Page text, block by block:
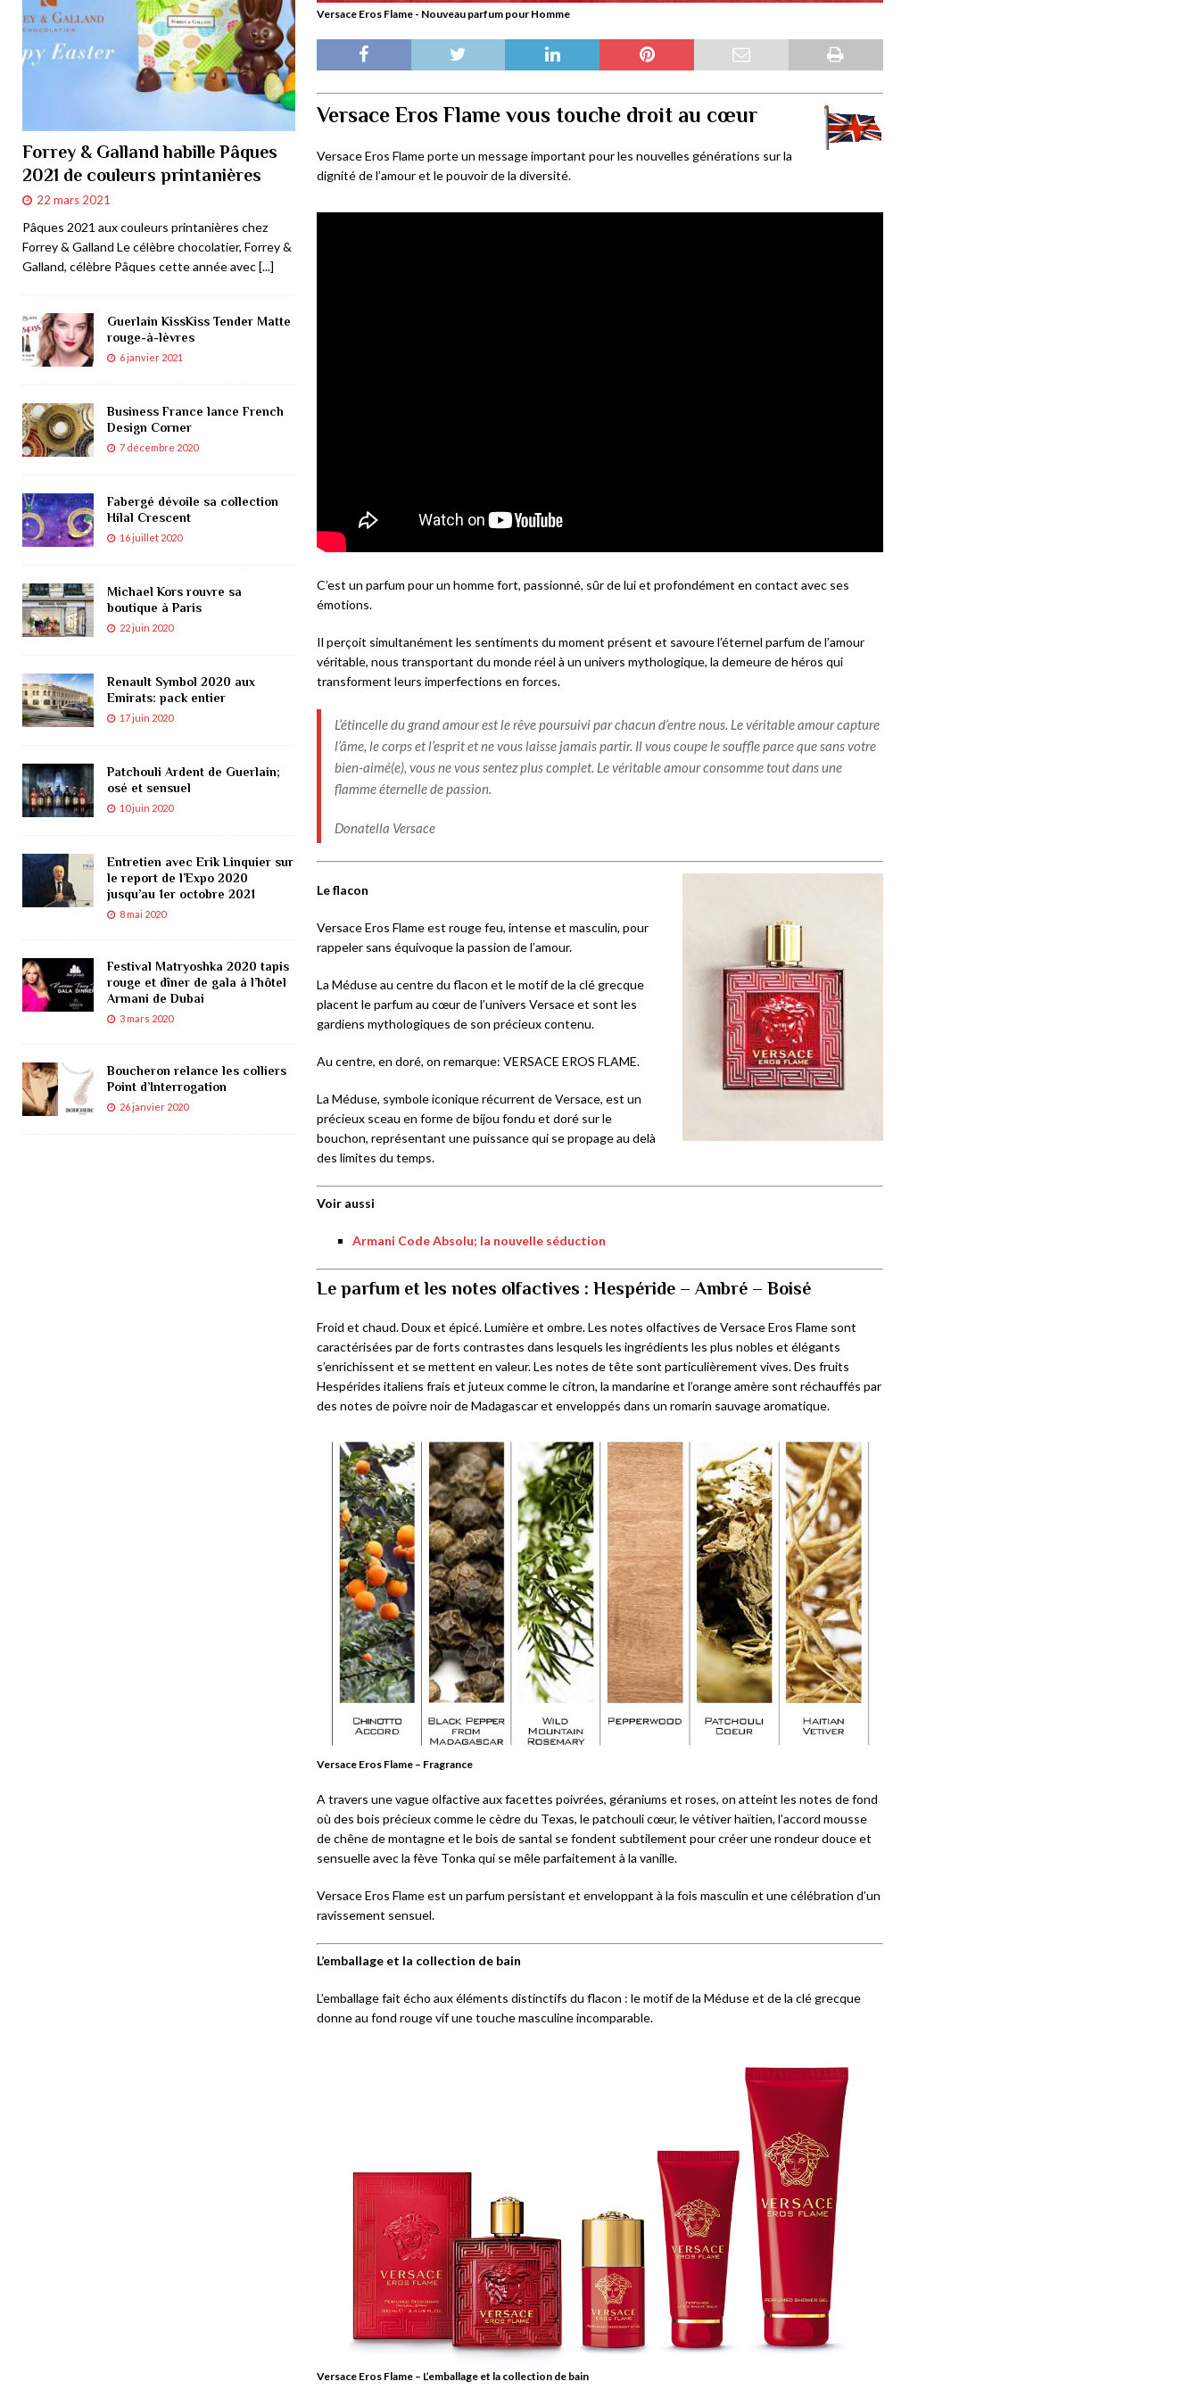
Versace Eros Flame - Nouveau parfum pour Homme
Versace Eros Flame vous touche droit au cœur
Versace Eros Flame porte un message important pour les nouvelles générations sur la
dignité de l’amour et le pouvoir de la diversité.
C’est un parfum pour un homme fort, passionné, sûr de lui et profondément en contact avec ses
émotions.
Il perçoit simultanément les sentiments du moment présent et savoure l’éternel parfum de l’amour
véritable, nous transportant du monde réel à un univers mythologique, la demeure de héros qui
transforment leurs imperfections en forces.
L’étincelle du grand amour est le rêve poursuivi par chacun d’entre nous. Le véritable amour capture
l’âme, le corps et l’esprit et ne vous laisse jamais partir. Il vous coupe le souffle parce que sans votre
bien-aimé(e), vous ne vous sentez plus complet. Le véritable amour consomme tout dans une
flamme éternelle de passion.
Donatella Versace
Le flacon
Versace Eros Flame est rouge feu, intense et masculin, pour
rappeler sans équivoque la passion de l’amour.
La Méduse au centre du flacon et le motif de la clé grecque
placent le parfum au cœur de l’univers Versace et sont les
gardiens mythologiques de son précieux contenu.
Au centre, en doré, on remarque: VERSACE EROS FLAME.
La Méduse, symbole iconique récurrent de Versace, est un
précieux sceau en forme de bijou fondu et doré sur le
bouchon, représentant une puissance qui se propage au delà
des limites du temps.
Voir aussi
Armani Code Absolu; la nouvelle séduction
Le parfum et les notes olfactives : Hespéride – Ambré – Boisé
Froid et chaud. Doux et épicé. Lumière et ombre. Les notes olfactives de Versace Eros Flame sont
caractérisées par de forts contrastes dans lesquels les ingrédients les plus nobles et élégants
s’enrichissent et se mettent en valeur. Les notes de tête sont particulièrement vives. Des fruits
Hespérides italiens frais et juteux comme le citron, la mandarine et l’orange amère sont réchauffés par
des notes de poivre noir de Madagascar et enveloppés dans un romarin sauvage aromatique.
Versace Eros Flame – Fragrance
A travers une vague olfactive aux facettes poivrées, géraniums et roses, on atteint les notes de fond
où des bois précieux comme le cèdre du Texas, le patchouli cœur, le vétiver haïtien, l’accord mousse
de chêne de montagne et le bois de santal se fondent subtilement pour créer une rondeur douce et
sensuelle avec la fève Tonka qui se mêle parfaitement à la vanille.
Versace Eros Flame est un parfum persistant et enveloppant à la fois masculin et une célébration d’un
ravissement sensuel.
L’emballage et la collection de bain
L’emballage fait écho aux éléments distinctifs du flacon : le motif de la Méduse et de la clé grecque
donne au fond rouge vif une touche masculine incomparable.
Versace Eros Flame – L’emballage et la collection de bain
Forrey & Galland habille Pâques
2021 de couleurs printanières
22 mars 2021
Pâques 2021 aux couleurs printanières chez
Forrey & Galland Le célèbre chocolatier, Forrey &
Galland, célèbre Pâques cette année avec[...]
Guerlain KissKiss Tender Matte
rouge-à-lèvres
6 janvier 2021
Business France lance French
Design Corner
7 décembre 2020
Fabergé dévoile sa collection
Hilal Crescent
16 juillet 2020
Michael Kors rouvre sa
boutique à Paris
22 juin 2020
Renault Symbol 2020 aux
Emirats: pack entier
17 juin 2020
Patchouli Ardent de Guerlain;
osé et sensuel
10 juin 2020
Entretien avec Erik Linquier sur
le report de l’Expo 2020
jusqu’au 1er octobre 2021
8 mai 2020
Festival Matryoshka 2020 tapis
rouge et dîner de gala à l’hôtel
Armani de Dubai
3 mars 2020
Boucheron relance les colliers
Point d’Interrogation
26 janvier 2020